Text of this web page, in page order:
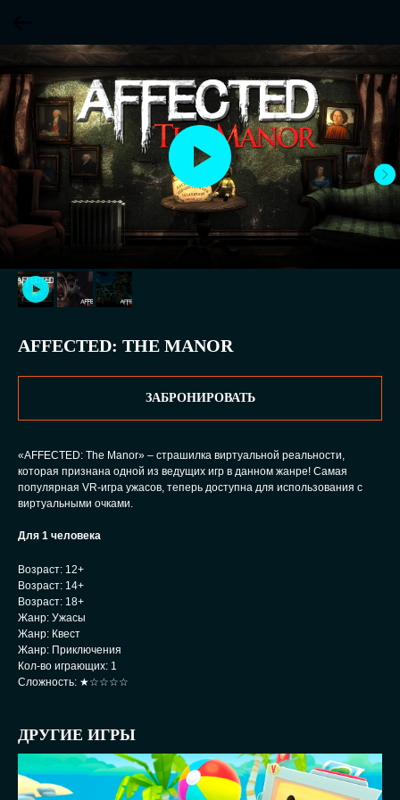
AFFECTED: THE MANOR
ЗАБРОНИРОВАТЬ
«AFFECTED: The Manor» – страшилка виртуальной реальности,
которая признана одной из ведущих игр в данном жанре! Самая
популярная VR-игра ужасов, теперь доступна для использования с
виртуальными очками.
Для 1 человека
Возраст: 12+
Возраст: 14+
Возраст: 18+
Жанр: Ужасы
Жанр: Квест
Жанр: Приключения
Кол-во играющих: 1
Сложность: ★☆☆☆☆
ДРУГИЕ ИГРЫ